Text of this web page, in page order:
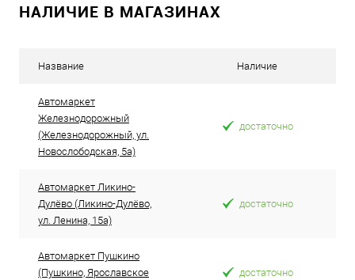
В избранное В наличии
НАЛИЧИЕ В МАГАЗИНАХ
Название Наличие
Автомаркет
Железнодорожный
(Железнодорожный, ул.
Новослободская, 5а)
достаточно
Автомаркет Ликино-
Дулёво (Ликино-Дулёво,
ул. Ленина, 15а)
достаточно
Автомаркет Пушкино
(Пушкино, Ярославское
достаточно